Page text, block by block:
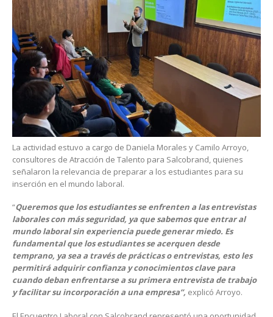
La actividad estuvo a cargo de Daniela Morales y Camilo Arroyo,
consultores de Atracción de Talento para Salcobrand, quienes
señalaron la relevancia de preparar a los estudiantes para su
inserción en el mundo laboral.
“Queremos que los estudiantes se enfrenten a las entrevistas
laborales con más seguridad, ya que sabemos que entrar al
mundo laboral sin experiencia puede generar miedo. Es
fundamental que los estudiantes se acerquen desde
temprano, ya sea a través de prácticas o entrevistas, esto les
permitirá adquirir confianza y conocimientos clave para
cuando deban enfrentarse a su primera entrevista de trabajo
y facilitar su incorporación a una empresa”, explicó Arroyo.